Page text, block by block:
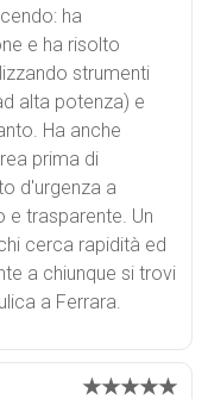
ha
e ha risolto
strumenti
alta potenza) e
Ha anche
prima di
d'urgenza a
e trasparente. Un
cerca rapidità ed
a chiunque si trovi
a Ferrara.
★★★★★